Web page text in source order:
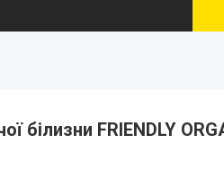
білизни FRIENDLY